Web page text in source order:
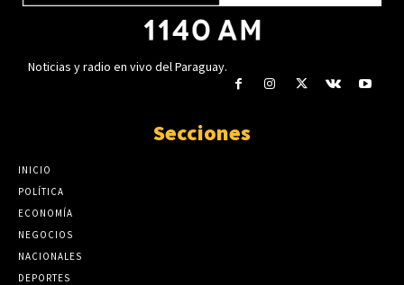
Noticias y radio en vivo del Paraguay.
Secciones
INICIO
POLÍTICA
ECONOMÍA
NEGOCIOS
NACIONALES
DEPORTES